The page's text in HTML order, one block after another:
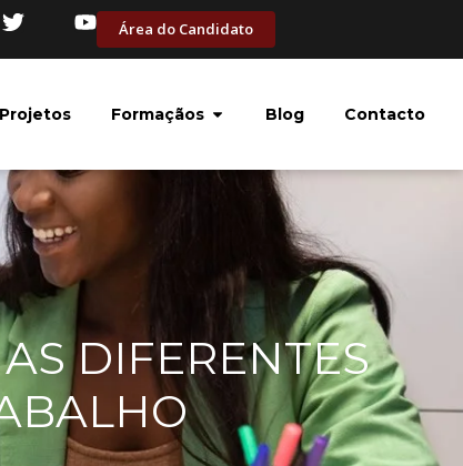
Área do Candidato
Projetos Formaçãos Blog Contacto
DIFERENTES